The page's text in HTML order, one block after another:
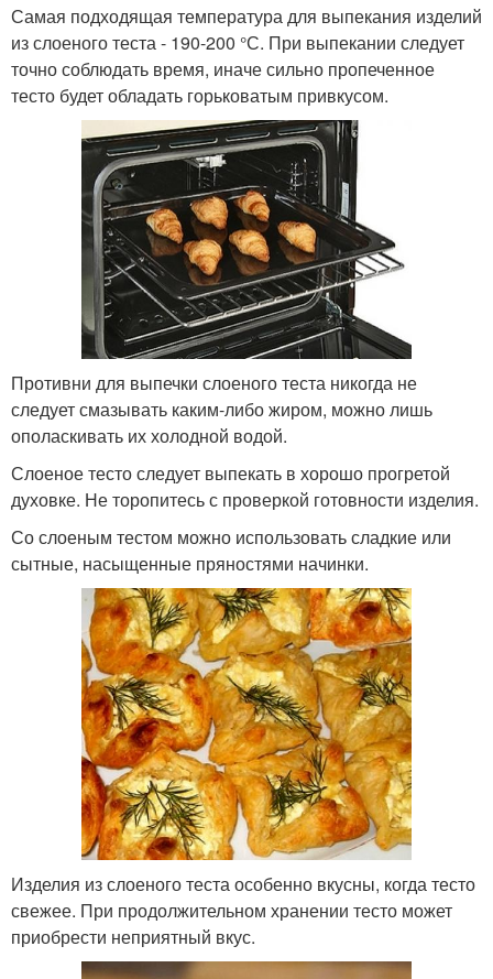
Самая подходящая температура для выпекания изделий
из слоеного теста - 190-200 °С. При выпекании следует
точно соблюдать время, иначе сильно пропеченное
тесто будет обладать горьковатым привкусом.
Противни для выпечки слоеного теста никогда не
следует смазывать каким-либо жиром, можно лишь
ополаскивать их холодной водой.
Слоеное тесто следует выпекать в хорошо прогретой
духовке. Не торопитесь с проверкой готовности изделия.
Со слоеным тестом можно использовать сладкие или
сытные, насыщенные пряностями начинки.
Изделия из слоеного теста особенно вкусны, когда тесто
свежее. При продолжительном хранении тесто может
приобрести неприятный вкус.